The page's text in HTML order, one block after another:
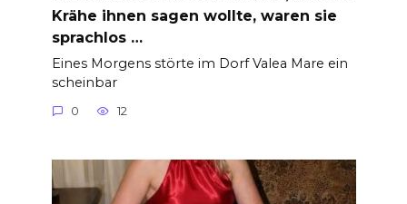
Krähe ihnen sagen wollte, waren sie
sprachlos …
Eines Morgens störte im Dorf Valea Mare ein
scheinbar
0 12